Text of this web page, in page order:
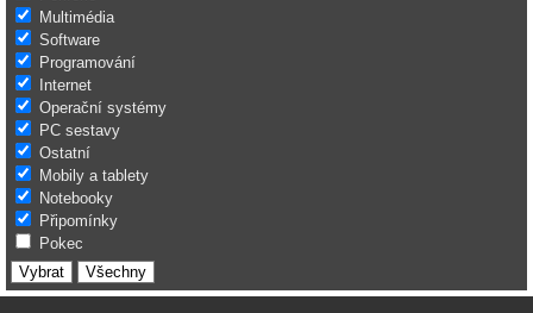
Multimédia
Software
Programování
Internet
Operační systémy
PC sestavy
Ostatní
Mobily a tablety
Notebooky
Připomínky
Pokec